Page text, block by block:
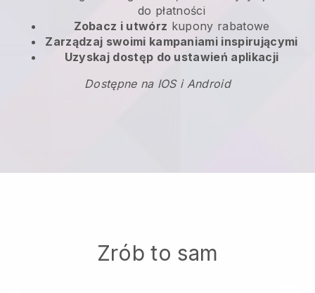
do płatności
Zobacz i utwórz kupony rabatowe
Zarządzaj swoimi kampaniami inspirującymi
Uzyskaj dostęp do ustawień aplikacji
Dostępne na IOS i Android
Zrób to sam